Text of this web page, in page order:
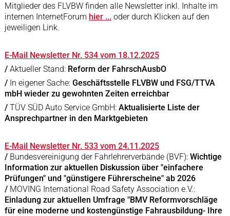
Mitglieder des FLVBW finden alle Newsletter inkl. Inhalte im
internen InternetForum hier ...oder durch Klicken auf den
jeweiligen Link.
E-Mail Newsletter Nr. 534 vom 18.12.2025
/ Aktueller Stand: Reform der FahrschAusbO
/ In eigener Sache: Geschäftsstelle FLVBW und FSG/TTVA
mbH wieder zu gewohnten Zeiten erreichbar
/ TÜV SÜD Auto Service GmbH: Aktualisierte Liste der
Ansprechpartner in den Marktgebieten
E-Mail Newsletter Nr. 533 vom 24.11.2025
/ Bundesvereinigung der Fahrlehrerverbände (BVF): Wichtige
Information zur aktuellen Diskussion über "einfachere
Prüfungen" und "günstigere Führerscheine" ab 2026
/ MOVING International Road Safety Association e.V.:
Einladung zur aktuellen Umfrage "BMV Reformvorschläge
für eine moderne und kostengünstige Fahrausbildung- Ihre